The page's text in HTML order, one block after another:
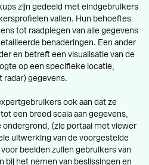
zijn gedeeld met eindgebruikers
vallen. Hun behoeftes
tot raadplegen van alle gegevens
benaderingen. Een ander
en betreft een visualisatie van de
op een specifieke locatie,
radar) gegevens.
ook aan dat ze
een breed scala aan gegevens,
(zie portaal met viewer
uitwerking van de voorgestelde
beelden zullen gebruikers van
bij het nemen van beslissingen en